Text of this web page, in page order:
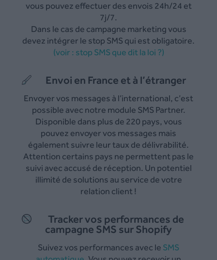
vous pouvez effectuer des envois 24h/24 et
7j/7.
Dans le cas de campagne marketing vous
devez intégrer le stop SMS qui est obligatoire.
(voir : stop SMS que dit la loi ?)
Envoi en France et à l’étranger
Envoyer vos messages à l’international, c’est
possible avec notre module SMS Partner.
Disponible dans plus de 220 pays, vous
pouvez envoyer vos messages mais
également suivre leur taux de délivrabilité.
Attention certains pays ne permettent pas le
suivi avec accusé de réception. Un potentiel
illimité de solutions au service de votre
relation client !
Tracker vos performances de
campagne SMS sur Shopify
Suivez vos performances avec le SMS